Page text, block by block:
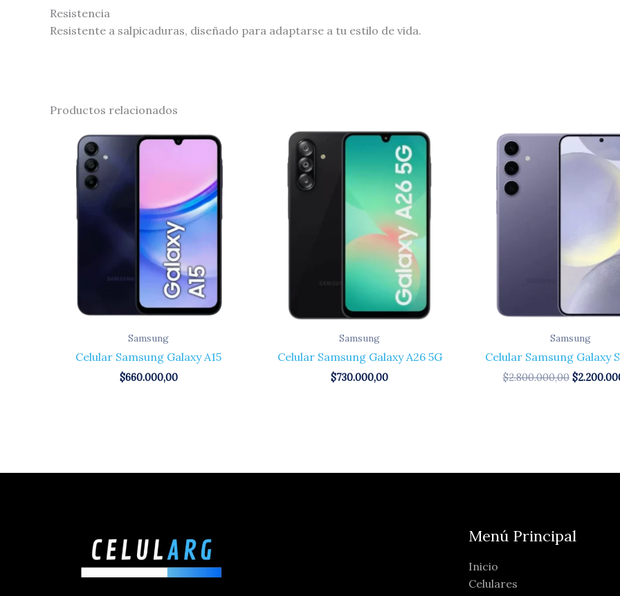
Resistencia
Resistente a salpicaduras, diseñado para adaptarse a tu estilo de vida.
Productos relacionados
Samsung
Celular Samsung Galaxy A15
$660.000,00
Samsung
Celular Samsung Galaxy A26 5G
$730.000,00
Samsung
Celular Samsung Galaxy
$2.800.000,00
Original
price
was:
$
Menú Principal
Inicio
Celulares